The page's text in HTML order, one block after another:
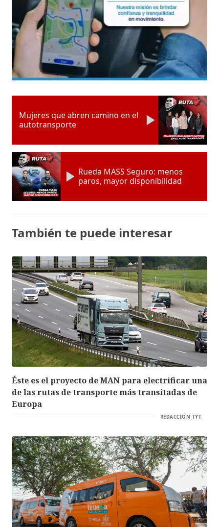
Mujeres que abren camino en el
autotransporte
Rueda MASS Seguro: menos
paros, mayor disponibilidad
También te puede interesar
Éste es el proyecto de MAN para electrificar una
de las rutas de transporte más transitadas de
Europa
REDACCIÓN TYT